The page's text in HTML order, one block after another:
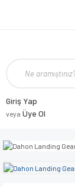
Giriş Yap
veya Üye Ol